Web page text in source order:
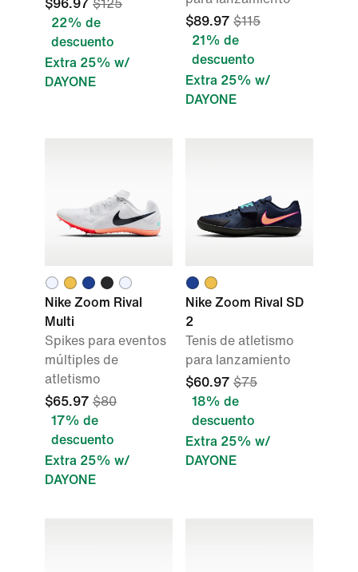
$96.97 $125
22% de
descuento
Extra 25% w/
DAYONE
$89.97 $115
21% de
descuento
Extra 25% w/
DAYONE
Nike Zoom Rival
Multi
Spikes para eventos
múltiples de
atletismo
$65.97 $80
17% de
descuento
Extra 25% w/
DAYONE
Nike Zoom Rival SD
2
Tenis de atletismo
para lanzamiento
$60.97 $75
18% de
descuento
Extra 25% w/
DAYONE